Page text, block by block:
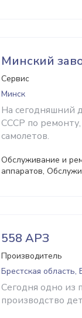
Минский
Сервис
Минск
На сегодняшний
СССР по
самолетов.
Обслуживание и
аппаратов,
558 АРЗ
Производитель
Брестская область,
Сегодня одно из
производство